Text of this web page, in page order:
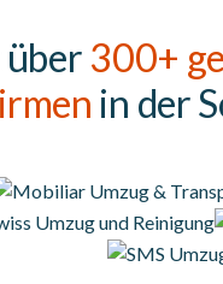
300+
in der